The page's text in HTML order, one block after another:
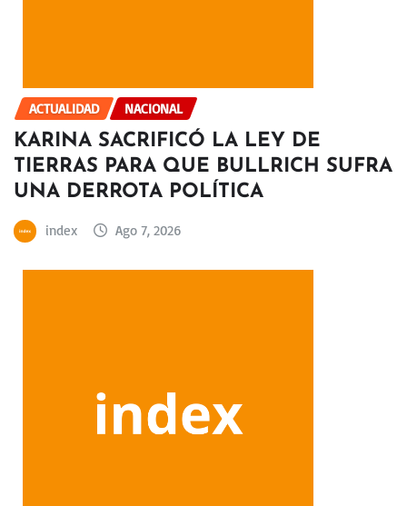
ACTUALIDAD NACIONAL
KARINA SACRIFICÓ LA LEY DE
TIERRAS PARA QUE BULLRICH SUFRA
UNA DERROTA POLÍTICA
index Ago 7, 2026